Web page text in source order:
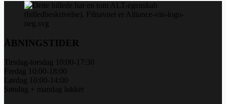
ÅBNINGSTIDER
Tirsdag-torsdag 10:00-17:30
Fredag 10:00-18:00
Lørdag 10:00-14:00
Søndag + mandag lukket